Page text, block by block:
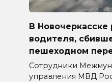
В Новочеркасске
водителя,
пешеходном
Сотрудники
управления МВД